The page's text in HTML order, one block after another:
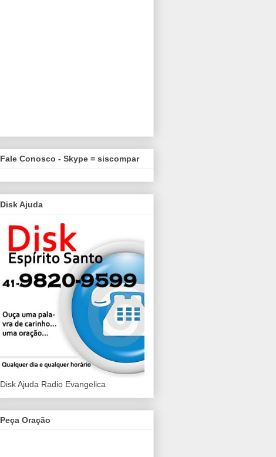
Fale Conosco - Skype = siscompar
Disk Ajuda
Disk Ajuda Radio Evangelica
Peça Oração